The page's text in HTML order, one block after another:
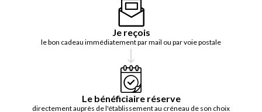
Je reçois
le bon cadeau immédiatement par mail ou par voie postale
Le bénéficiaire réserve
directement auprès de l'établissement au créneau de son choix